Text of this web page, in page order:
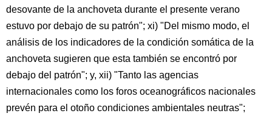
desovante de la anchoveta durante el presente verano
estuvo por debajo de su patrón"; xi) "Del mismo modo, el
análisis de los indicadores de la condición somática de la
anchoveta sugieren que esta también se encontró por
debajo del patrón"; y, xii) "Tanto las agencias
internacionales como los foros oceanográficos nacionales
prevén para el otoño condiciones ambientales neutras";